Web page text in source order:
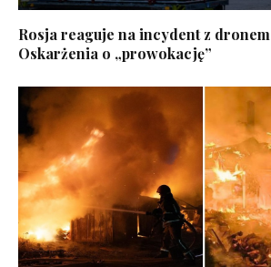
Rosja reaguje na incydent z
Oskarżenia o „prowokację”